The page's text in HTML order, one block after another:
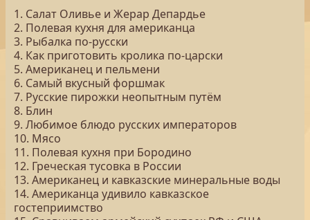
1. Салат Оливье и Жерар Депардье
2. Полевая кухня для американца
3. Рыбалка по-русски
4. Как приготовить кролика по-царски
5. Американец и пельмени
6. Самый вкусный форшмак
7. Русские пирожки неопытным путём
8. Блин
9. Любимое блюдо русских императоров
10. Мясо
11. Полевая кухня при Бородино
12. Греческая тусовка в России
13. Американец и кавказские минеральные воды
14. Американца удивило кавказское
гостеприимство